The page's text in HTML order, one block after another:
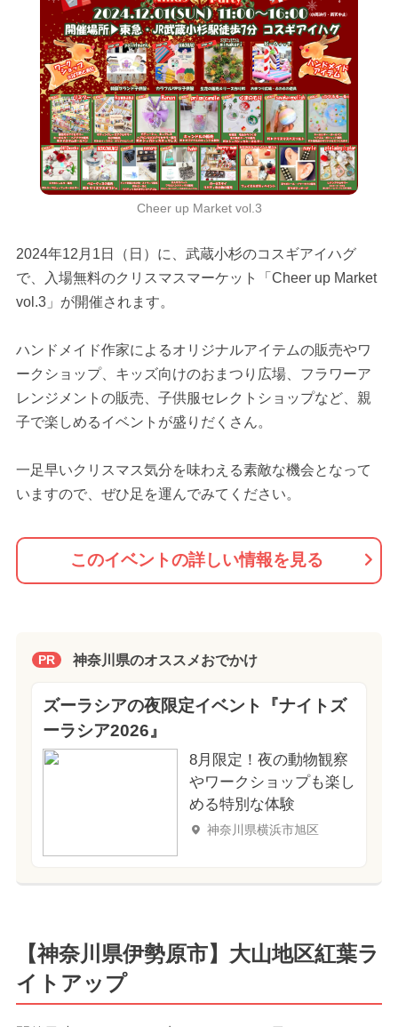
Cheer up Market vol.3
2024年12月1日（日）に、武蔵小杉のコスギアイハグ
で、入場無料のクリスマスマーケット「Cheer up Market
vol.3」が開催されます。
ハンドメイド作家によるオリジナルアイテムの販売やワ
ークショップ、キッズ向けのおまつり広場、フラワーア
レンジメントの販売、子供服セレクトショップなど、親
子で楽しめるイベントが盛りだくさん。
一足早いクリスマス気分を味わえる素敵な機会となって
いますので、ぜひ足を運んでみてください。
このイベントの詳しい情報を見る
PR 神奈川県のオススメおでかけ
ズーラシアの夜限定イベント『ナイトズ
ーラシア2026』
8月限定！夜の動物観察
やワークショップも楽し
める特別な体験
神奈川県横浜市旭区
【神奈川県伊勢原市】大山地区紅葉ラ
イトアップ